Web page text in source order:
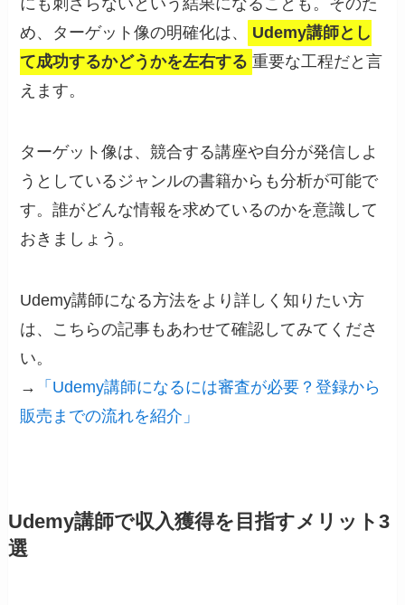
にも刺さらないという結果になることも。そのた
め、ターゲット像の明確化は、
Udemy講師とし
て成功するかどうかを左右する 重要な工程だと言
えます。
ターゲット像は、競合する講座や自分が発信しよ
うとしているジャンルの書籍からも分析が可能で
す。誰がどんな情報を求めているのかを意識して
おきましょう。
Udemy講師になる方法をより詳しく知りたい方
は、こちらの記事もあわせて確認してみてくださ
い。
→
「Udemy講師になるには審査が必要？登録から
販売までの流れを紹介」
Udemy講師で収入獲得を目指すメリット3
選